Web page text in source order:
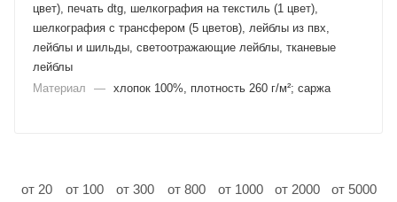
цвет), печать dtg, шелкография на текстиль (1 цвет),
шелкография с трансфером (5 цветов), лейблы из пвх,
лейблы и шильды, светоотражающие лейблы, тканевые
лейблы
Материал
— хлопок 100%, плотность 260 г/м²; саржа
от 20
от 100
от 300
от 800
от 1000
от 2000
от 5000